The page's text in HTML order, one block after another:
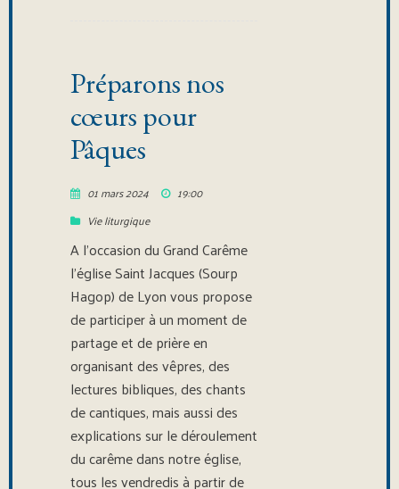
Préparons nos
cœurs pour
Pâques
01 mars 2024
19:00
Vie liturgique
A l’occasion du Grand Carême
l’église Saint Jacques (Sourp
Hagop) de Lyon vous propose
de participer à un moment de
partage et de prière en
organisant des vêpres, des
lectures bibliques, des chants
de cantiques, mais aussi des
explications sur le déroulement
du carême dans notre église,
tous les vendredis à partir de